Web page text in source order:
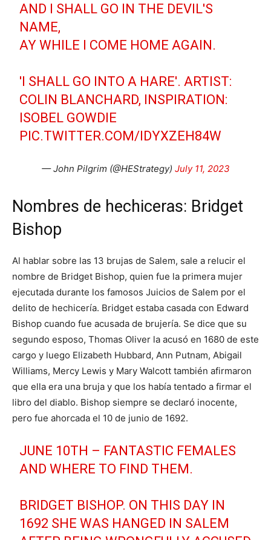
AND I SHALL GO IN THE DEVIL'S
NAME,
AY WHILE I COME HOME AGAIN.
'I SHALL GO INTO A HARE'. ARTIST:
COLIN BLANCHARD, INSPIRATION:
ISOBEL GOWDIE
PIC.TWITTER.COM/IDYXZEH84W
— John Pilgrim (@HEStrategy) July 11, 2023
Nombres de hechiceras: Bridget
Bishop
Al hablar sobre las 13 brujas de Salem, sale a relucir el
nombre de Bridget Bishop, quien fue la primera mujer
ejecutada durante los famosos Juicios de Salem por el
delito de hechicería. Bridget estaba casada con Edward
Bishop cuando fue acusada de brujería. Se dice que su
segundo esposo, Thomas Oliver la acusó en 1680 de este
cargo y luego Elizabeth Hubbard, Ann Putnam, Abigail
Williams, Mercy Lewis y Mary Walcott también afirmaron
que ella era una bruja y que los había tentado a firmar el
libro del diablo. Bishop siempre se declaró inocente,
pero fue ahorcada el 10 de junio de 1692.
JUNE 10TH – FANTASTIC FEMALES
AND WHERE TO FIND THEM.
BRIDGET BISHOP. ON THIS DAY IN
1692 SHE WAS HANGED IN SALEM